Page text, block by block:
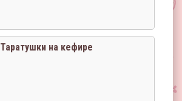
Таратушки на кефире